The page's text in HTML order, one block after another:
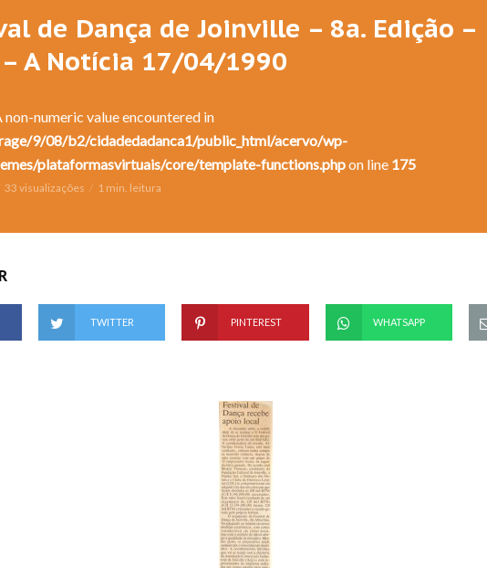
de Dança de Joinville – 8a. Edição –
A Notícia 17/04/1990
non-numeric value encountered in
9/08/b2/cidadedadanca1/public_html/acervo/wp-
plataformasvirtuais/core/template-functions.phpon line 175
33 visualizações 1 min. leitura
TWITTER PINTEREST WHATSAPP